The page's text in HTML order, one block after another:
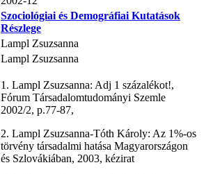
Szociológiai és Demográfiai Kutatások
Részlege
Lampl Zsuzsanna
Lampl Zsuzsanna
1. Lampl Zsuzsanna: Adj 1 százalékot!,
Fórum Társadalomtudományi Szemle
2002/2, p.77-87,
2. Lampl Zsuzsanna-Tóth Károly: Az 1%-os
törvény társadalmi hatása Magyarországon
és Szlovákiában, 2003, kézirat